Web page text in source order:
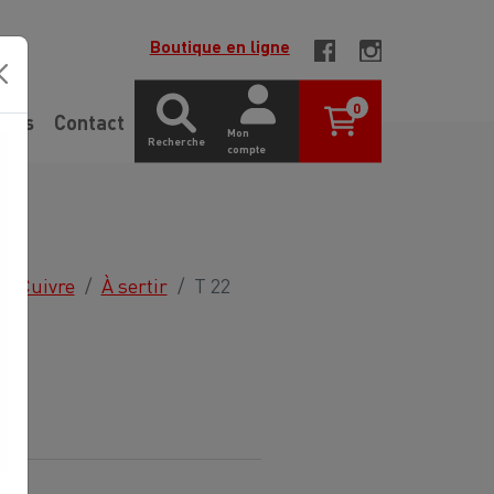
Boutique en ligne
Contact
Recherche
Mon
compte
0
Cuivre À sertir T 22